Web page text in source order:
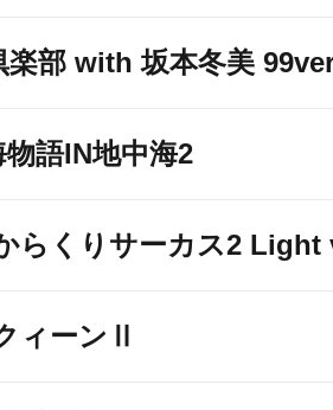
楽部 with 坂本冬美
語IN地中海2
らくりサーカス2 Light
ィーンⅡ